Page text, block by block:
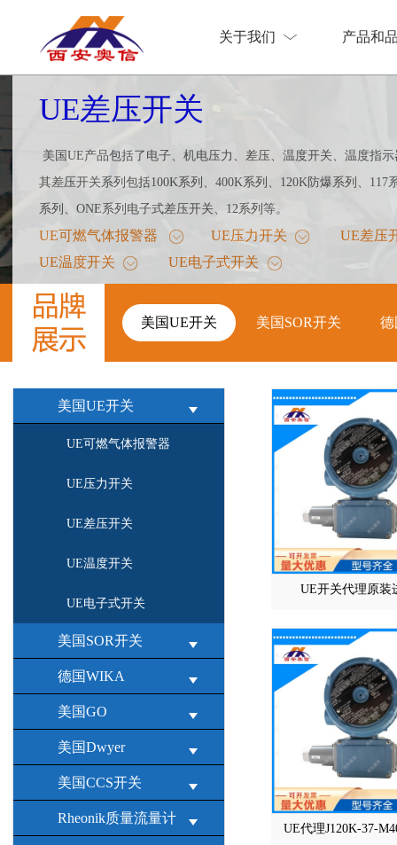
关于我们
关于我们
产品和
产品和
UE差压开关
美国UE产品包括了电子、机电压力、差压、温度开关、温度指
其差压开关系列包括100K系列、400K系列、120K防爆系列、117
系列、ONE系列电子式差压开关、12系列等。
UE可燃气体报警器 UE压力开关
UE差压
UE温度开关
UE电子式开关
美国UE开关
美国UE开关 美国SOR开关
美国SOR开关
美国UE开关
UE可燃气体报警器
UE压力开关
UE差压开关
UE温度开关
UE电子式开关
美国SOR开关
德国WIKA
美国GO
美国Dwyer
美国CCS开关
Rheonik质量流量计
UE开关代理原
UE代理J120K-37-